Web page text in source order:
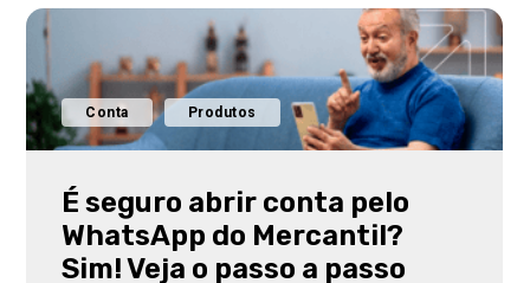
Conta Produtos
É seguro abrir conta pelo
WhatsApp do Mercantil?
Sim! Veja o passo a passo